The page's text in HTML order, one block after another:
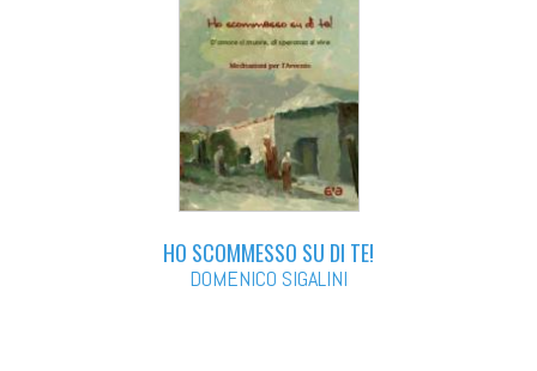
HO SCOMMESSO SU DI TE!
DOMENICO SIGALINI